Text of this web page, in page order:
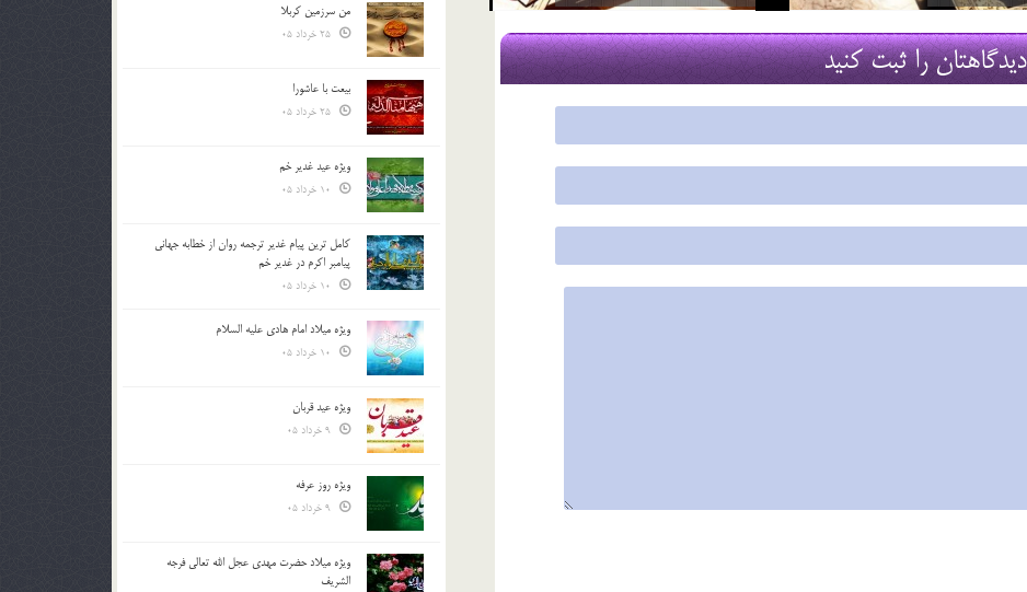
29 اسفند 03 18 شهریور 03
دیدگاهتان را ثبت کنید
من سرزمین کربلا
بیعت با عاشورا
ویژه عید غدیر خم
کامل ترین پیام غدیر ترجمه روان از خطابه جهانی
پیامبر اکرم در غدیر خم
ویژه میلاد امام هادی علیه السلام
ویژه عید قربان
ویژه روز عرفه
ویژه میلاد حضرت مهدی عجل الله تعالی فرجه
الشريف